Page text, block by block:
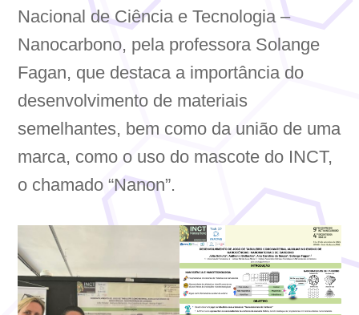
Nacional de Ciência e Tecnologia –
Nanocarbono, pela professora Solange
Fagan, que destaca a importância do
desenvolvimento de materiais
semelhantes, bem como da união de uma
marca, como o uso do mascote do INCT,
o chamado “Nanon”.